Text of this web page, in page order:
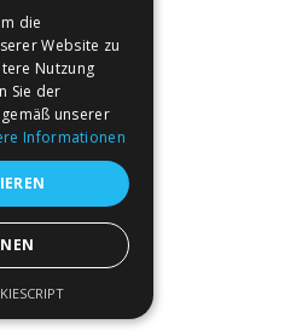
die
Website zu
Nutzung
Sie der
unserer
Informationen